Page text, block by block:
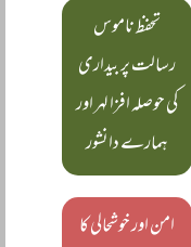
تحفظ ناموس
رسالت پر بیداری
کی حوصلہ افزا لہر اور
ہمارے دانشور
امن اور خوشحالی کا